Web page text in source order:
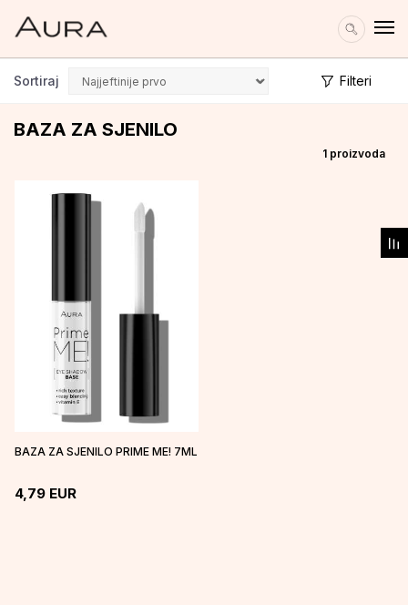
BAZA ZA SJENILO
Sortiraj Filteri
1 proizvoda
BAZA ZA SJENILO PRIME ME! 7ML
4,79 EUR